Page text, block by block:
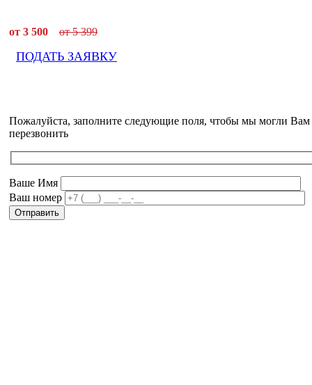
от 3 500 от 5 399
ПОДАТЬ ЗАЯВКУ
Пожалуйста, заполните следующие поля, чтобы мы могли Вам
перезвонить
Ваше Имя
Ваш номер